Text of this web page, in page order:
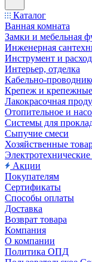
Каталог
Ванная комната
Замки и мебельная
Инженерная
Инструмент и
Интерьер, отделка
Кабельно-
Крепеж и
Лакокрасочная
Отопительное и
Системы для
Сыпучие смеси
Хозяйственные
Акции
Покупателям
Сертификаты
Способы оплаты
Доставка
Возврат товара
Компания
О компании
Политика ОПД